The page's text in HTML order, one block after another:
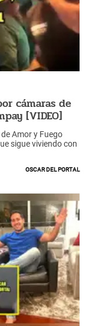
cámaras de
[VIDEO]
Amor y Fuego
sigue viviendo con
Oscar del Portal